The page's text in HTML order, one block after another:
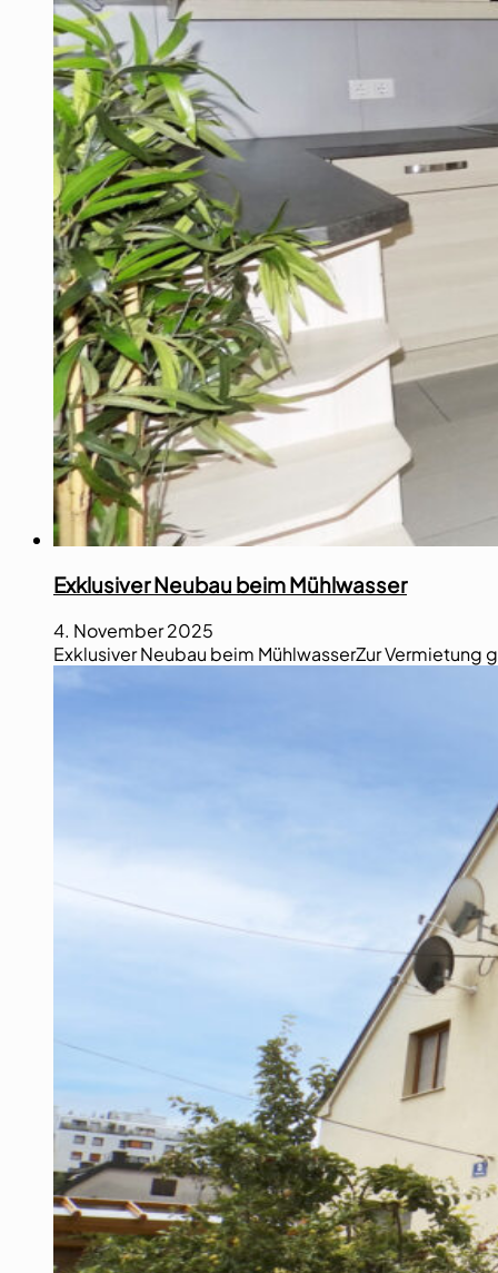
Exklusiver Neubau beim Mühlwasser
4. November 2025
Exklusiver Neubau beim MühlwasserZur